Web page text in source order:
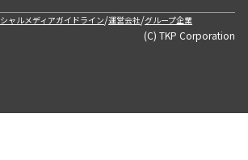
ャルメディアガイドライン/運営会社/グループ企業
(C) TKP Corporation